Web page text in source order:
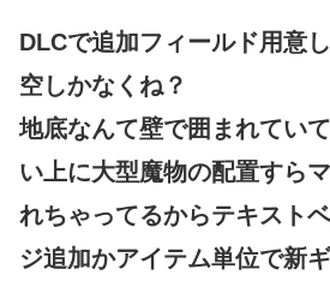
DLCで追加フィールド用意
空しかなくね？
地底なんて壁で囲まれてい
い上に大型魔物の配置すら
れちゃってるからテキスト
ジ追加かアイテム単位で新